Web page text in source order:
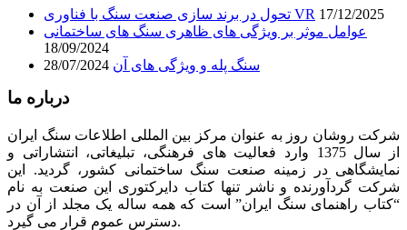
تحول در برند سازی صنعت سنگ با فناوری VR 17/12/2025
عوامل موثر بر ویژگی های ظاهری سنگ های ساختمانی
18/09/2024
سنگ پله و ویژگی های آن 28/07/2024
درباره ما
شرکت روشان روز به عنوان مرکز بین المللی اطلاعات سنگ ایران
از سال 1375 وارد فعالیت های فرهنگی، تبلیغاتی، انتشاراتی و
نمایشگاهی در زمینه صنعت سنگ ساختمانی کشور، گردید. این
شرکت گردآورنده و ناشر تنها کتاب دایرکتوری این صنعت به نام
“کتاب راهنمای سنگ ایران” است که همه ساله یک مجلد از آن در
دسترس عموم قرار می گیرد.